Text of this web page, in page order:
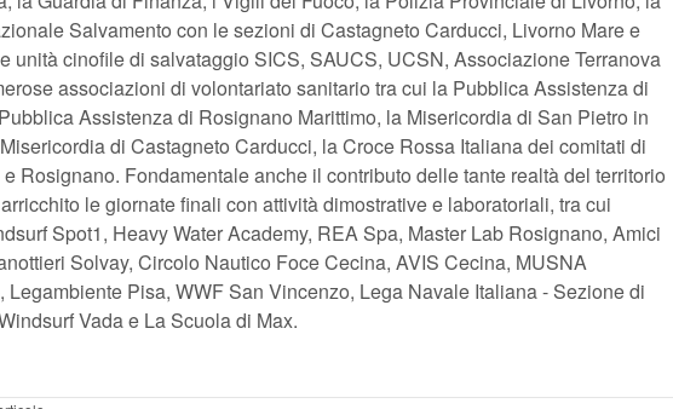
Salvamento con le sezioni di Castagneto Carducci, Livorno Mare e
unità cinofile di salvataggio SICS, SAUCS, UCSN, Associazione Terranova
associazioni di volontariato sanitario tra cui la Pubblica Assistenza di
Assistenza di Rosignano Marittimo, la Misericordia di San Pietro in
di Castagneto Carducci, la Croce Rossa Italiana dei comitati di
Rosignano. Fondamentale anche il contributo delle tante realtà del territorio
le giornate finali con attività dimostrative e laboratoriali, tra cui
Spot1, Heavy Water Academy, REA Spa, Master Lab Rosignano, Amici
Solvay, Circolo Nautico Foce Cecina, AVIS Cecina, MUSNA
Legambiente Pisa, WWF San Vincenzo, Lega Navale Italiana - Sezione di
Vada e La Scuola di Max.